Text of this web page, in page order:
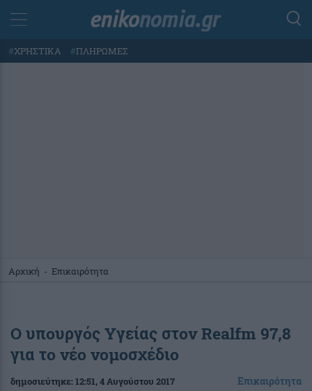
#ΧΡΗΣΤΙΚΑ #ΠΛΗΡΩΜΕΣ
Αρχική - Επικαιρότητα
Ο υπουργός Υγείας στον Realfm 97,8
για το νέο νομοσχέδιο
δημοσιεύτηκε:12:51, 4 Αυγούστου 2017 Επικαιρότητα